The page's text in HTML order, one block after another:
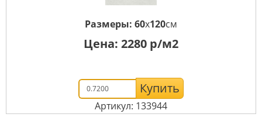
Размеры: 60x120см
Цена: 2280 р/м2
Купить
Артикул: 133944